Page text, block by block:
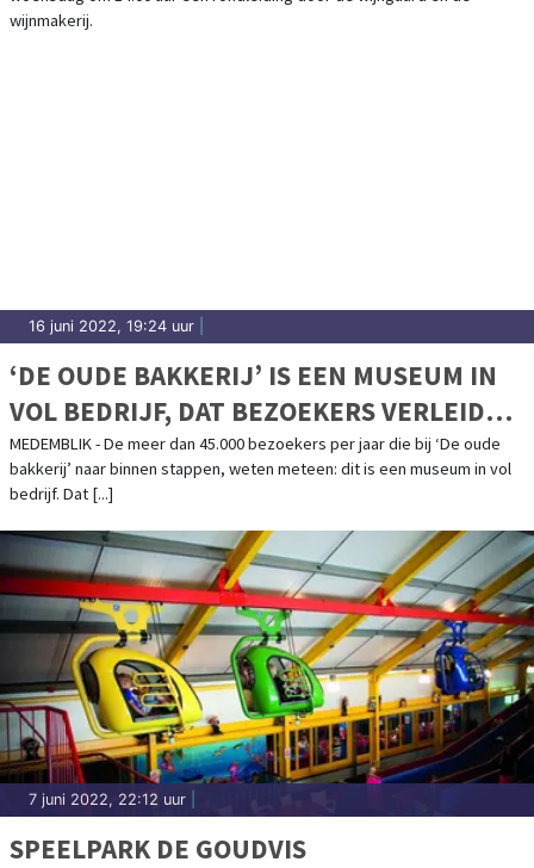
wijnmakerij.
16 juni 2022, 19:24 uur
‘DE OUDE BAKKERIJ’ IS EEN MUSEUM IN
VOL BEDRIJF, DAT BEZOEKERS VERLEIDT
VIA ALLE ZINTUIGEN
MEDEMBLIK - De meer dan 45.000 bezoekers per jaar die bij ‘De oude
bakkerij’ naar binnen stappen, weten meteen: dit is een museum in vol
bedrijf. Dat [...]
7 juni 2022, 22:12 uur
SPEELPARK DE GOUDVIS